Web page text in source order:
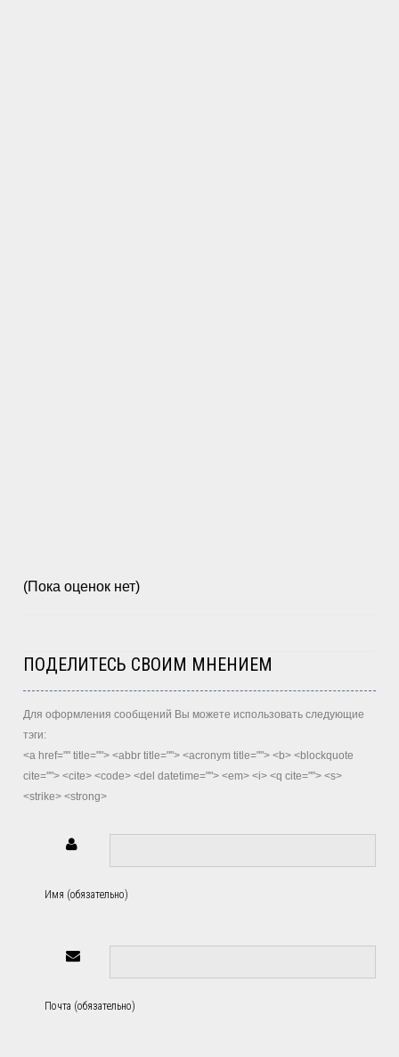
(Пока оценок нет)
ПОДЕЛИТЕСЬ СВОИМ МНЕНИЕМ
Для оформления сообщений Вы можете использовать следующие
тэги:
<a href="" title=""> <abbr title=""> <acronym title=""> <b> <blockquote
cite=""> <cite> <code> <del datetime=""> <em> <i> <q cite=""> <s>
<strike> <strong>
Имя (обязательно)
Почта (обязательно)